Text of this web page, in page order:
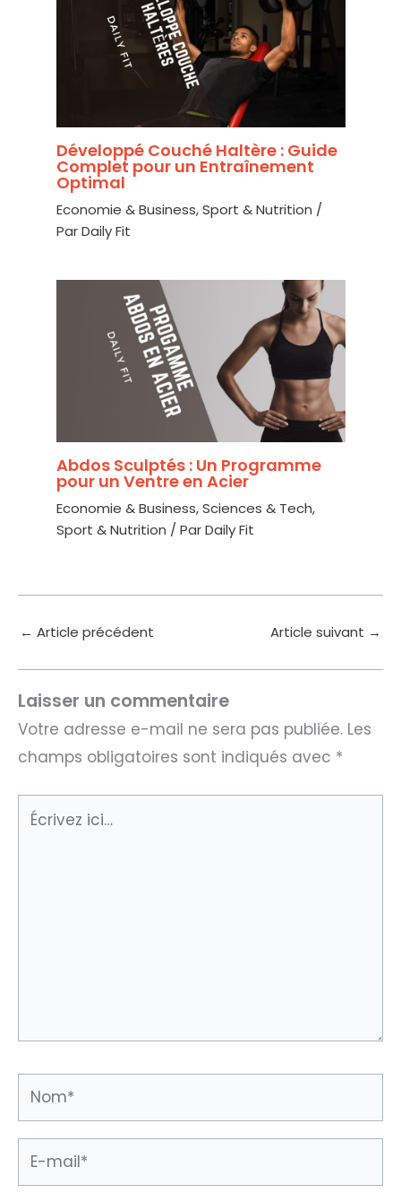
Développé Couché Haltère : Guide
Complet pour un Entraînement
Optimal
Economie & Business,Sport & Nutrition /
ParDaily Fit
Abdos Sculptés : Un Programme
pour un Ventre en Acier
Economie & Business,Sciences & Tech,
Sport & Nutrition / ParDaily Fit
← Article précédent Article suivant →
Laisser un commentaire
Votre adresse e-mail ne sera pas publiée. Les
champs obligatoires sont indiqués avec *
Écrivez
Nom*
E-